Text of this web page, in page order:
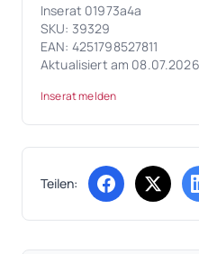
Inserat 01973a4a
SKU: 39329
EAN: 4251798527811
Aktualisiert am
Inserat melden
Teilen: (öffnet in(öffnet